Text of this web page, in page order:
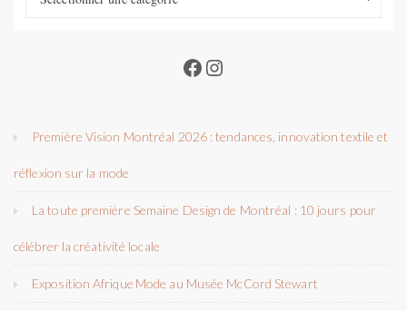
Facebook
Instagram
Première Vision Montréal 2026 : tendances, innovation textile et
réflexion sur la mode
La toute première Semaine Design de Montréal : 10 jours pour
célébrer la créativité locale
Exposition Afrique Mode au Musée McCord Stewart